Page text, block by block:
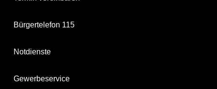
Bürgertelefon 115
Notdienste
Gewerbeservice